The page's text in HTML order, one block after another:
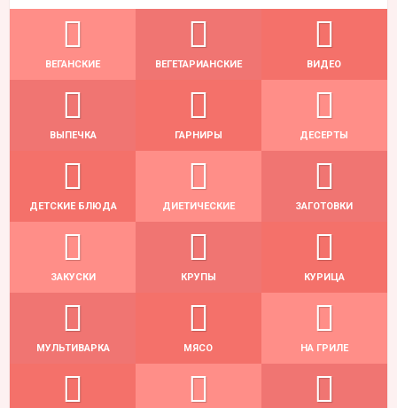
ВЕГАНСКИЕ ВЕГЕТАРИАНСКИЕ ВИДЕО
ВЫПЕЧКА ГАРНИРЫ ДЕСЕРТЫ
ДЕТСКИЕ БЛЮДА ДИЕТИЧЕСКИЕ ЗАГОТОВКИ
ЗАКУСКИ КРУПЫ КУРИЦА
МУЛЬТИВАРКА МЯСО НА ГРИЛЕ